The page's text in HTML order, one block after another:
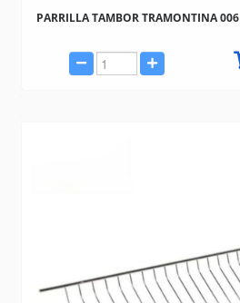
PARRILLA TAMBOR TRAMONTINA 006